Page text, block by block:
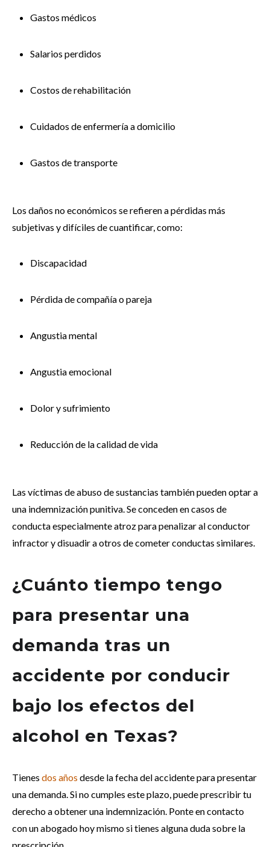
Gastos médicos
Salarios perdidos
Costos de rehabilitación
Cuidados de enfermería a domicilio
Gastos de transporte
Los daños no económicos se refieren a pérdidas más
subjetivas y difíciles de cuantificar, como:
Discapacidad
Pérdida de compañía o pareja
Angustia mental
Angustia emocional
Dolor y sufrimiento
Reducción de la calidad de vida
Las víctimas de abuso de sustancias también pueden optar a
una indemnización punitiva. Se conceden en casos de
conducta especialmente atroz para penalizar al conductor
infractor y disuadir a otros de cometer conductas similares.
¿Cuánto tiempo tengo
para presentar una
demanda tras un
accidente por conducir
bajo los efectos del
alcohol en Texas?
Tienes dos años desde la fecha del accidente para presentar
una demanda. Si no cumples este plazo, puede prescribir tu
derecho a obtener una indemnización. Ponte en contacto
con un abogado hoy mismo si tienes alguna duda sobre la